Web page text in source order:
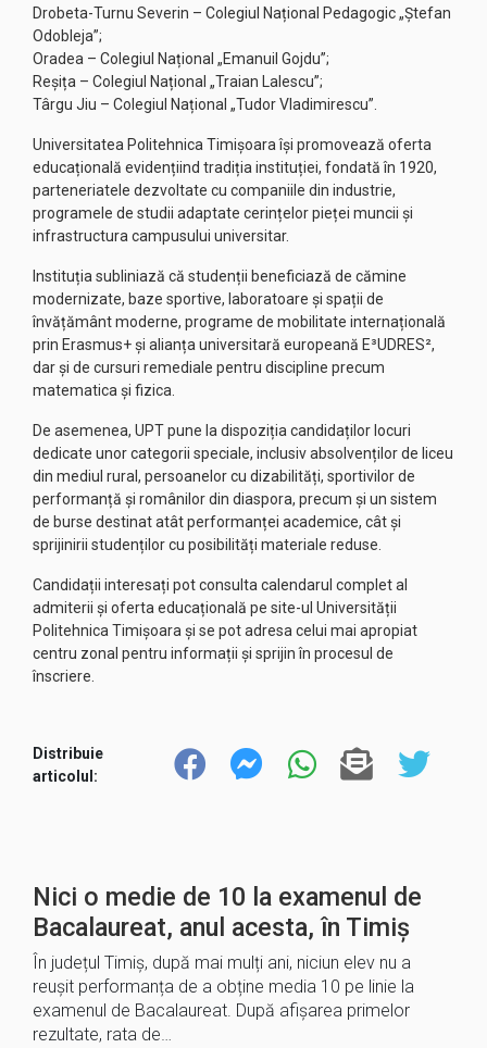
Drobeta-Turnu Severin – Colegiul Național Pedagogic „Ștefan
Odobleja”;
Oradea – Colegiul Național „Emanuil Gojdu”;
Reșița – Colegiul Național „Traian Lalescu”;
Târgu Jiu – Colegiul Național „Tudor Vladimirescu”.
Universitatea Politehnica Timișoara își promovează oferta
educațională evidențiind tradiția instituției, fondată în 1920,
parteneriatele dezvoltate cu companiile din industrie,
programele de studii adaptate cerințelor pieței muncii și
infrastructura campusului universitar.
Instituția subliniază că studenții beneficiază de cămine
modernizate, baze sportive, laboratoare și spații de
învățământ moderne, programe de mobilitate internațională
prin Erasmus+ și alianța universitară europeană E³UDRES²,
dar și de cursuri remediale pentru discipline precum
matematica și fizica.
De asemenea, UPT pune la dispoziția candidaților locuri
dedicate unor categorii speciale, inclusiv absolvenților de liceu
din mediul rural, persoanelor cu dizabilități, sportivilor de
performanță și românilor din diaspora, precum și un sistem
de burse destinat atât performanței academice, cât și
sprijinirii studenților cu posibilități materiale reduse.
Candidații interesați pot consulta calendarul complet al
admiterii și oferta educațională pe site-ul Universității
Politehnica Timișoara și se pot adresa celui mai apropiat
centru zonal pentru informații și sprijin în procesul de
înscriere.
Distribuie
articolul:
Nici o medie de 10 la examenul de
Bacalaureat, anul acesta, în Timiș
În județul Timiș, după mai mulți ani, niciun elev nu a
reușit performanța de a obține media 10 pe linie la
examenul de Bacalaureat. După afișarea primelor
rezultate, rata de…